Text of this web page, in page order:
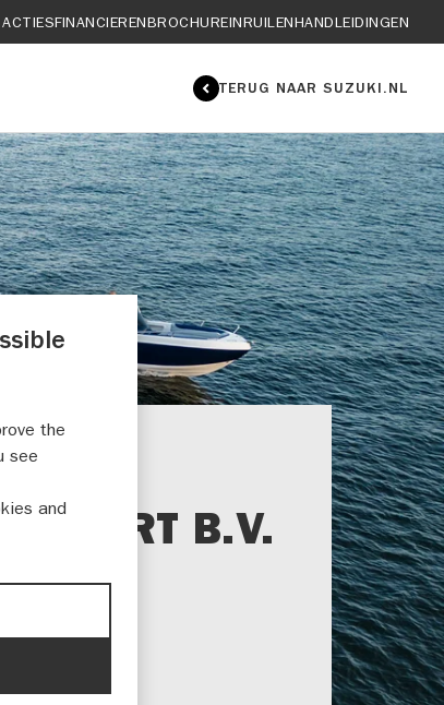
ACTIESFINANCIERENBROCHUREINRUILENHANDLEIDINGEN
TERUG NAAR SUZUKI.NL
B.V.
the
see
and